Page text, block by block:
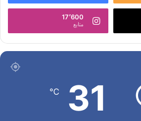
17٬600
متابع
31
℃